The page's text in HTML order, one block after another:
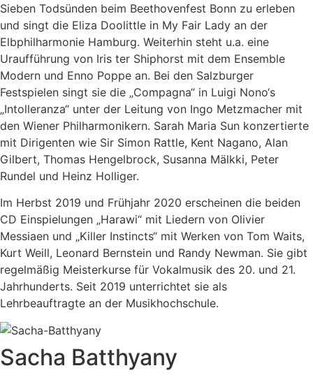
Sieben Todsünden beim Beethovenfest Bonn zu erleben
und singt die Eliza Doolittle in My Fair Lady an der
Elbphilharmonie Hamburg. Weiterhin steht u.a. eine
Uraufführung von Iris ter Shiphorst mit dem Ensemble
Modern und Enno Poppe an. Bei den Salzburger
Festspielen singt sie die „Compagna“ in Luigi Nono‘s
„Intolleranza“ unter der Leitung von Ingo Metzmacher mit
den Wiener Philharmonikern. Sarah Maria Sun konzertierte
mit Dirigenten wie Sir Simon Rattle, Kent Nagano, Alan
Gilbert, Thomas Hengelbrock, Susanna Mälkki, Peter
Rundel und Heinz Holliger.
Im Herbst 2019 und Frühjahr 2020 erscheinen die beiden
CD Einspielungen „Harawi“ mit Liedern von Olivier
Messiaen und „Killer Instincts“ mit Werken von Tom Waits,
Kurt Weill, Leonard Bernstein und Randy Newman. Sie gibt
regelmäßig Meisterkurse für Vokalmusik des 20. und 21.
Jahrhunderts. Seit 2019 unterrichtet sie als
Lehrbeauftragte an der Musikhochschule.
Sacha Batthyany